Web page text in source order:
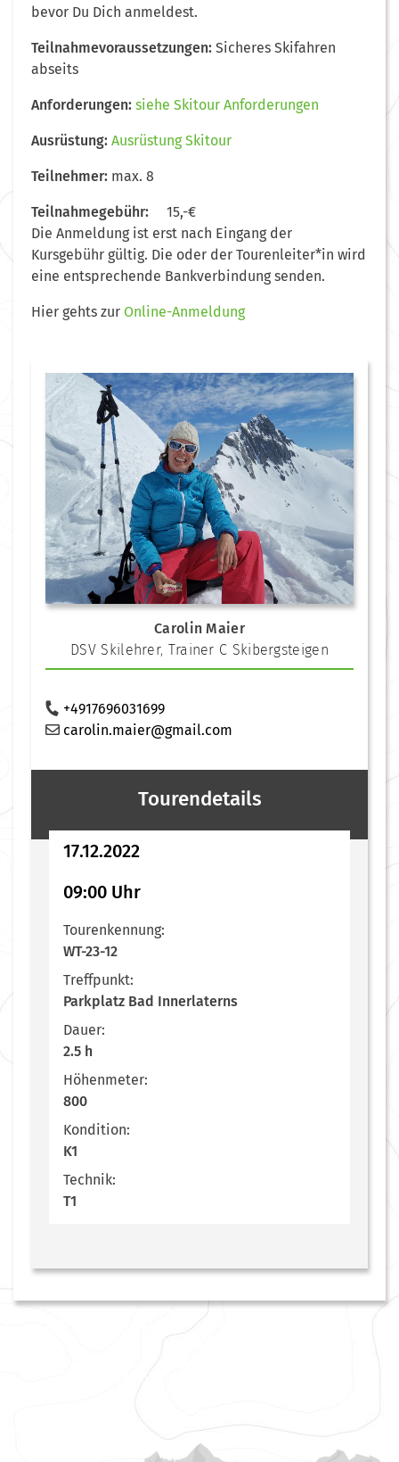
bevor Du Dich anmeldest.
Teilnahmevoraussetzungen: Sicheres Skifahren
abseits
Anforderungen: siehe Skitour Anforderungen
Ausrüstung: Ausrüstung Skitour
Teilnehmer: max. 8
Teilnahmegebühr: 15,-€
Die Anmeldung ist erst nach Eingang der
Kursgebühr gültig. Die oder der Tourenleiter*in wird
eine entsprechende Bankverbindung senden.
Hier gehts zur Online-Anmeldung
Carolin Maier
DSV Skilehrer, Trainer C Skibergsteigen
+4917696031699
carolin.maier@gmail.com
Tourendetails
17.12.2022
09:00 Uhr
Tourenkennung:
WT-23-12
Treffpunkt:
Parkplatz Bad Innerlaterns
Dauer:
2.5 h
Höhenmeter:
800
Kondition:
K1
Technik:
T1